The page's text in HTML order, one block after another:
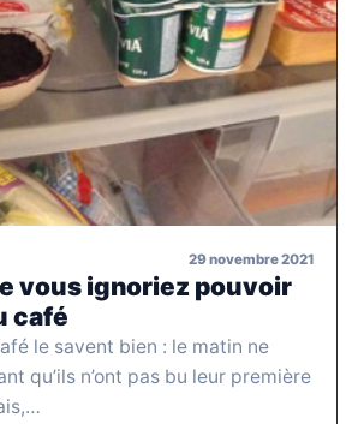
29 novembre 2021
vous ignoriez pouvoir
café
le savent bien : le matin ne
qu’ils n’ont pas bu leur première